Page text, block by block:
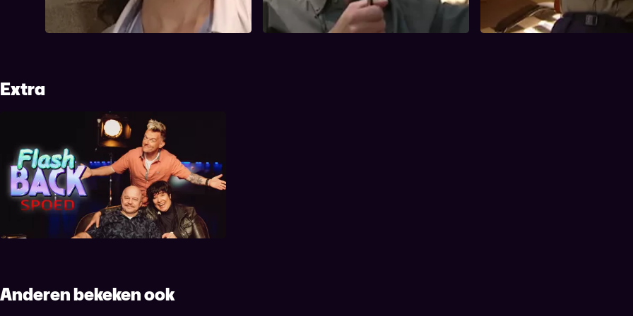
onaangename manier verrast wordt.
Ondertussen bet...
beginnen. Cricri besluit hem te
vergezellen. Wanne...
Leuven gestudeerd heeft, en
Tessa Certijn. ...
Extra
Flashback: Spoed
Anderen bekeken ook